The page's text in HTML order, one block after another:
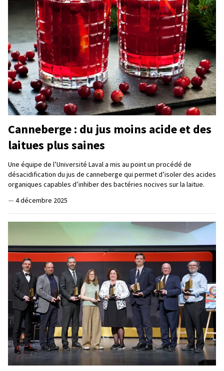
Canneberge : du jus moins acide et des
laitues plus saines
Une équipe de l’Université Laval a mis au point un procédé de
désacidification du jus de canneberge qui permet d’isoler des acides
organiques capables d’inhiber des bactéries nocives sur la laitue.
— 4 décembre 2025